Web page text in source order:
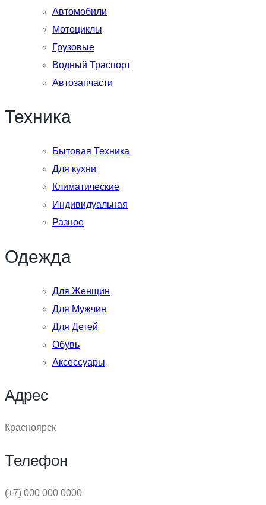
Автомобили
Мотоциклы
Грузовые
Водный Траспорт
Автозапчасти
Техника
Бытовая Техника
Для кухни
Климатические
Индивидуальная
Разное
Одежда
Для Женщин
Для Мужчин
Для Детей
Обувь
Аксессуары
Адрес
Красноярск
Телефон
(+7) 000 000 0000